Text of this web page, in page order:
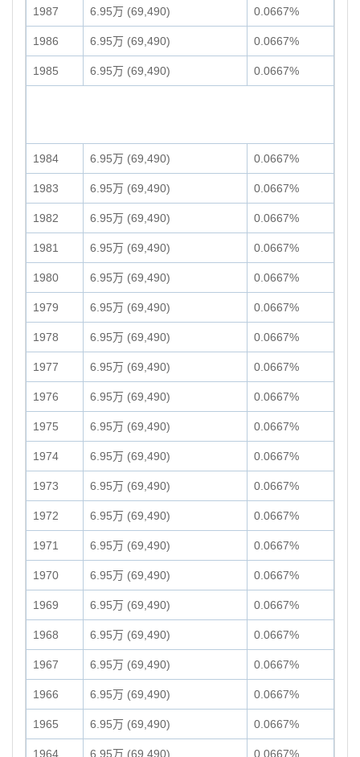
1987 6.95万 (69,490) 0.0667%
1986 6.95万 (69,490) 0.0667%
1985 6.95万 (69,490) 0.0667%
1984 6.95万 (69,490) 0.0667%
1983 6.95万 (69,490) 0.0667%
1982 6.95万 (69,490) 0.0667%
1981 6.95万 (69,490) 0.0667%
1980 6.95万 (69,490) 0.0667%
1979 6.95万 (69,490) 0.0667%
1978 6.95万 (69,490) 0.0667%
1977 6.95万 (69,490) 0.0667%
1976 6.95万 (69,490) 0.0667%
1975 6.95万 (69,490) 0.0667%
1974 6.95万 (69,490) 0.0667%
1973 6.95万 (69,490) 0.0667%
1972 6.95万 (69,490) 0.0667%
1971 6.95万 (69,490) 0.0667%
1970 6.95万 (69,490) 0.0667%
1969 6.95万 (69,490) 0.0667%
1968 6.95万 (69,490) 0.0667%
1967 6.95万 (69,490) 0.0667%
1966 6.95万 (69,490) 0.0667%
1965 6.95万 (69,490) 0.0667%
1964 6.95万 (69,490) 0.0667%